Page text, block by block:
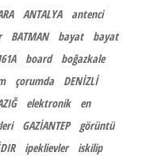
ANTALYA
antenci
BATMAN bayat
bayat
board
boğazkale
çorumda
DENİZLİ
elektronik
en
GAZİANTEP
görüntü
ipeklievler
iskilip